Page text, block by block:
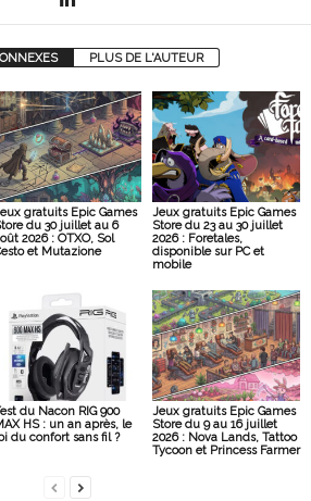
PLUS DE L'AUTEUR
gratuits Epic Games
du 30 juillet au 6
2026 : OTXO, Sol
et Mutazione
Jeux gratuits Epic Games
Store du 23 au 30 juillet
2026 : Foretales,
disponible sur PC et
mobile
du Nacon RIG 900
HS : un an après, le
du confort sans fil ?
Jeux gratuits Epic Games
Store du 9 au 16 juillet
2026 : Nova Lands, Tattoo
Tycoon et Princess Farmer